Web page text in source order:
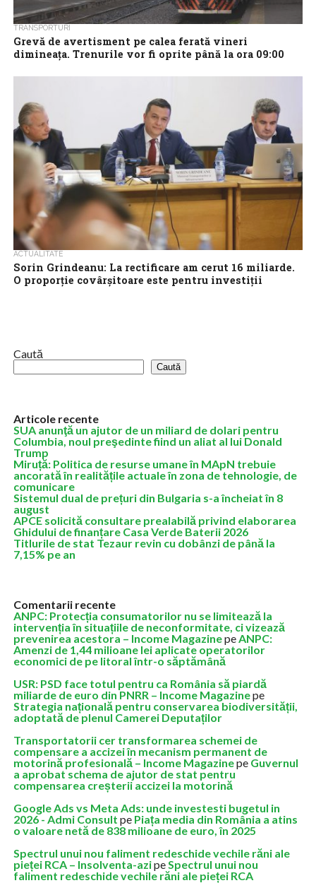
TRANSPORTURI
Grevă de avertisment pe calea ferată vineri
dimineaţa. Trenurile vor fi oprite până la ora 09:00
ACTUALITATE
Sorin Grindeanu: La rectificare am cerut 16 miliarde.
O proporție covârșitoare este pentru investiții
Caută
Caută
Articole recente
SUA anunţă un ajutor de un miliard de dolari pentru
Columbia, noul preşedinte fiind un aliat al lui Donald
Trump
Miruță: Politica de resurse umane în MApN trebuie
ancorată în realitățile actuale în zona de tehnologie, de
comunicare
Sistemul dual de prețuri din Bulgaria s-a încheiat în 8
august
APCE solicită consultare prealabilă privind elaborarea
Ghidului de finanțare Casa Verde Baterii 2026
Titlurile de stat Tezaur revin cu dobânzi de până la
7,15% pe an
Comentarii recente
ANPC: Protecția consumatorilor nu se limitează la
intervenția în situațiile de neconformitate, ci vizează
prevenirea acestora – Income MagazinepeANPC:
Amenzi de 1,44 milioane lei aplicate operatorilor
economici de pe litoral într-o săptămână
USR: PSD face totul pentru ca România să piardă
miliarde de euro din PNRR – Income Magazinepe
Strategia națională pentru conservarea biodiversității,
adoptată de plenul Camerei Deputaților
Transportatorii cer transformarea schemei de
compensare a accizei în mecanism permanent de
motorină profesională – Income Magazinepe Guvernul
a aprobat schema de ajutor de stat pentru
compensarea creșterii accizei la motorină
Google Ads vs Meta Ads: unde investesti bugetul in
2026 - Admi Consult pe Piața media din România a atins
o valoare netă de 838 milioane de euro, în 2025
Spectrul unui nou faliment redeschide vechile răni ale
pieței RCA – Insolventa-azipeSpectrul unui nou
faliment redeschide vechile răni ale pieței RCA